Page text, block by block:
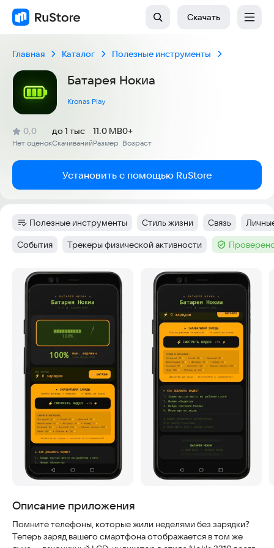
Скачать
Главная Каталог Полезные инструменты
Батарея Нокиа
Kronas Play
Рейтинг:
0,0
(
Нет оценок
)
Скачиваний
до 1 тыс
Размер
11.0 MB
Возраст
0+
Установить с помощью RuStore
Категория:
Полезные инструменты Тег:
Стиль жизни Тег:
Связь Тег:
Тег:
События Тег:
Трекеры физической активности Тег :
Скриншоты
Описание приложения
Помните телефоны, которые жили неделями без зарядки?
Теперь заряд вашего смартфона отображается в том же